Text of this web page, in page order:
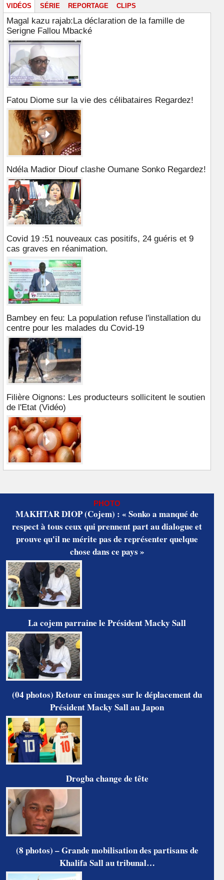
VIDÉOS SÉRIE REPORTAGE CLIPS
Magal kazu rajab:La déclaration de la famille de
Serigne Fallou Mbacké
Fatou Diome sur la vie des célibataires Regardez!
Ndéla Madior Diouf clashe Oumane Sonko Regardez!
Covid 19 :51 nouveaux cas positifs, 24 guéris et 9
cas graves en réanimation.
Bambey en feu: La population refuse l'installation du
centre pour les malades du Covid-19
Filière Oignons: Les producteurs sollicitent le soutien
de l'Etat (Vidéo)
PHOTO
MAKHTAR DIOP (Cojem) : « Sonko a manqué de
respect à tous ceux qui prennent part au dialogue et
prouve qu'il ne mérite pas de représenter quelque
chose dans ce pays »
La cojem parraine le Président Macky Sall
(04 photos) Retour en images sur le déplacement du
Président Macky Sall au Japon
Drogba change de tête
(8 photos) – Grande mobilisation des partisans de
Khalifa Sall au tribunal…